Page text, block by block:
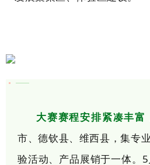
大赛赛程安排紧凑丰富
市、德钦县、维西县，集专
验活动、产品展销于一体。